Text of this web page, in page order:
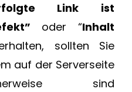
Link ist
oder “Inhalt
sollten Sie
auf der Serverseite
sind